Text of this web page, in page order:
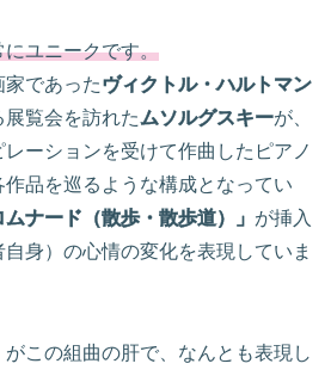
ユニークです。
であったヴィクトル・ハルトマン
覧会を訪れたムソルグスキーが、
ーションを受けて作曲したピアノ
品を巡るような構成となってい
ムナード（散歩・散歩道）」 が挿入
身）の心情の変化を表現していま
がこの組曲の肝で、なんとも表現し